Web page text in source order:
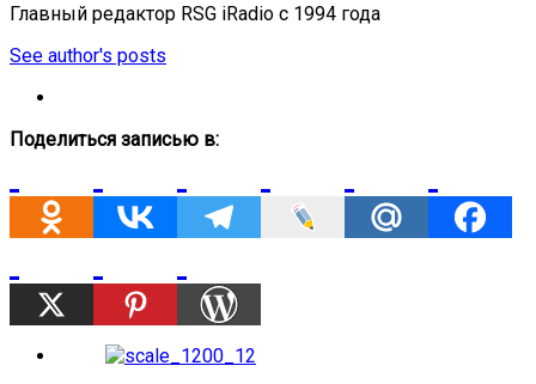
Главный редактор RSG iRadio с 1994 года
See author's posts
Поделиться записью в: